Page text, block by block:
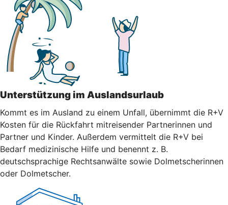
Unterstützung im Auslandsurlaub
Kommt es im Ausland zu einem Unfall, übernimmt die R+V
Kosten für die Rückfahrt mitreisender Partnerinnen und
Partner und Kinder. Außerdem vermittelt die R+V bei
Bedarf medizinische Hilfe und benennt z. B.
deutschsprachige Rechtsanwälte sowie Dolmetscherinnen
oder Dolmetscher.